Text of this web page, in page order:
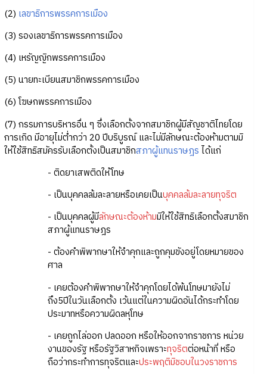
(2) เลขาธิการพรรคการเมือง
(3) รองเลขาธิการพรรคการเมือง
(4) เหรัญญิกพรรคการเมือง
(5) นายทะเบียนสมาชิกพรรคการเมือง
(6) โฆษกพรรคการเมือง
(7) กรรมการบริหารอื่น ๆ ซึ่งเลือกตั้งจากสมาชิกผู้มีสัญชาติไทยโดย
การเกิด มีอายุไม่ต่ำกว่า 20 ปีบริบูรณ์ และไม่มีลักษณะต้องห้ามตามมิ
ให้ใช้สิทธิสมัครรับเลือกตั้งเป็นสมาชิกสภาผู้แทนราษฎร ได้แก่
- ติดยาเสพติดให้โทษ
- เป็นบุคคลล้มละลายหรือเคยเป็นบุคคลล้มละลายทุจริต
- เป็นบุคคลผู้มีลักษณะต้องห้ามมิให้ใช้สิทธิเลือกตั้งสมาชิก
สภาผู้แทนราษฎร
- ต้องคำพิพากษาให้จำคุกและถูกคุมขังอยู่โดยหมายของ
ศาล
- เคยต้องคำพิพากษาให้จำคุกโดยได้พ้นโทษมายังไม่
ถึง5ปีในวันเลือกตั้ง เว้นแต่ในความผิดอันได้กระทำโดย
ประมาทหรือความผิดลหุโทษ
- เคยถูกไล่ออก ปลดออก หรือให้ออกจากราชการ หน่วย
งานของรัฐ หรือรัฐวิสาหกิจเพราะทุจริตต่อหน้าที่ หรือ
ถือว่ากระทำการทุจริตและประพฤติมิชอบในวงราชการ